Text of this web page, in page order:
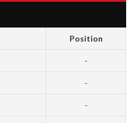
Position
-
-
-